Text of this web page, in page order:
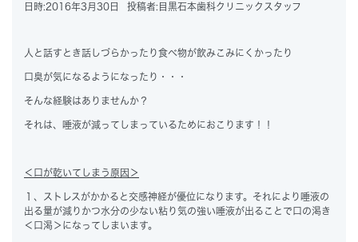
日時:2016年3月30日 投稿者: 目黒石本歯科クリニックスタッフ
人と話すとき話しづらかったり食べ物が飲みこみにくかったり
口臭が気になるようになったり・・・
そんな経験はありませんか？
それは、 唾液が減ってしまっているためにおこります！！
＜ 口が乾いてしまう原因＞
１、ストレスがかかると交感神経が優位になります。それにより唾液の
出る量が減りかつ水分の少ない粘り気の強い唾液が出ることで口の渇き
＜口渇＞になってしまいます。